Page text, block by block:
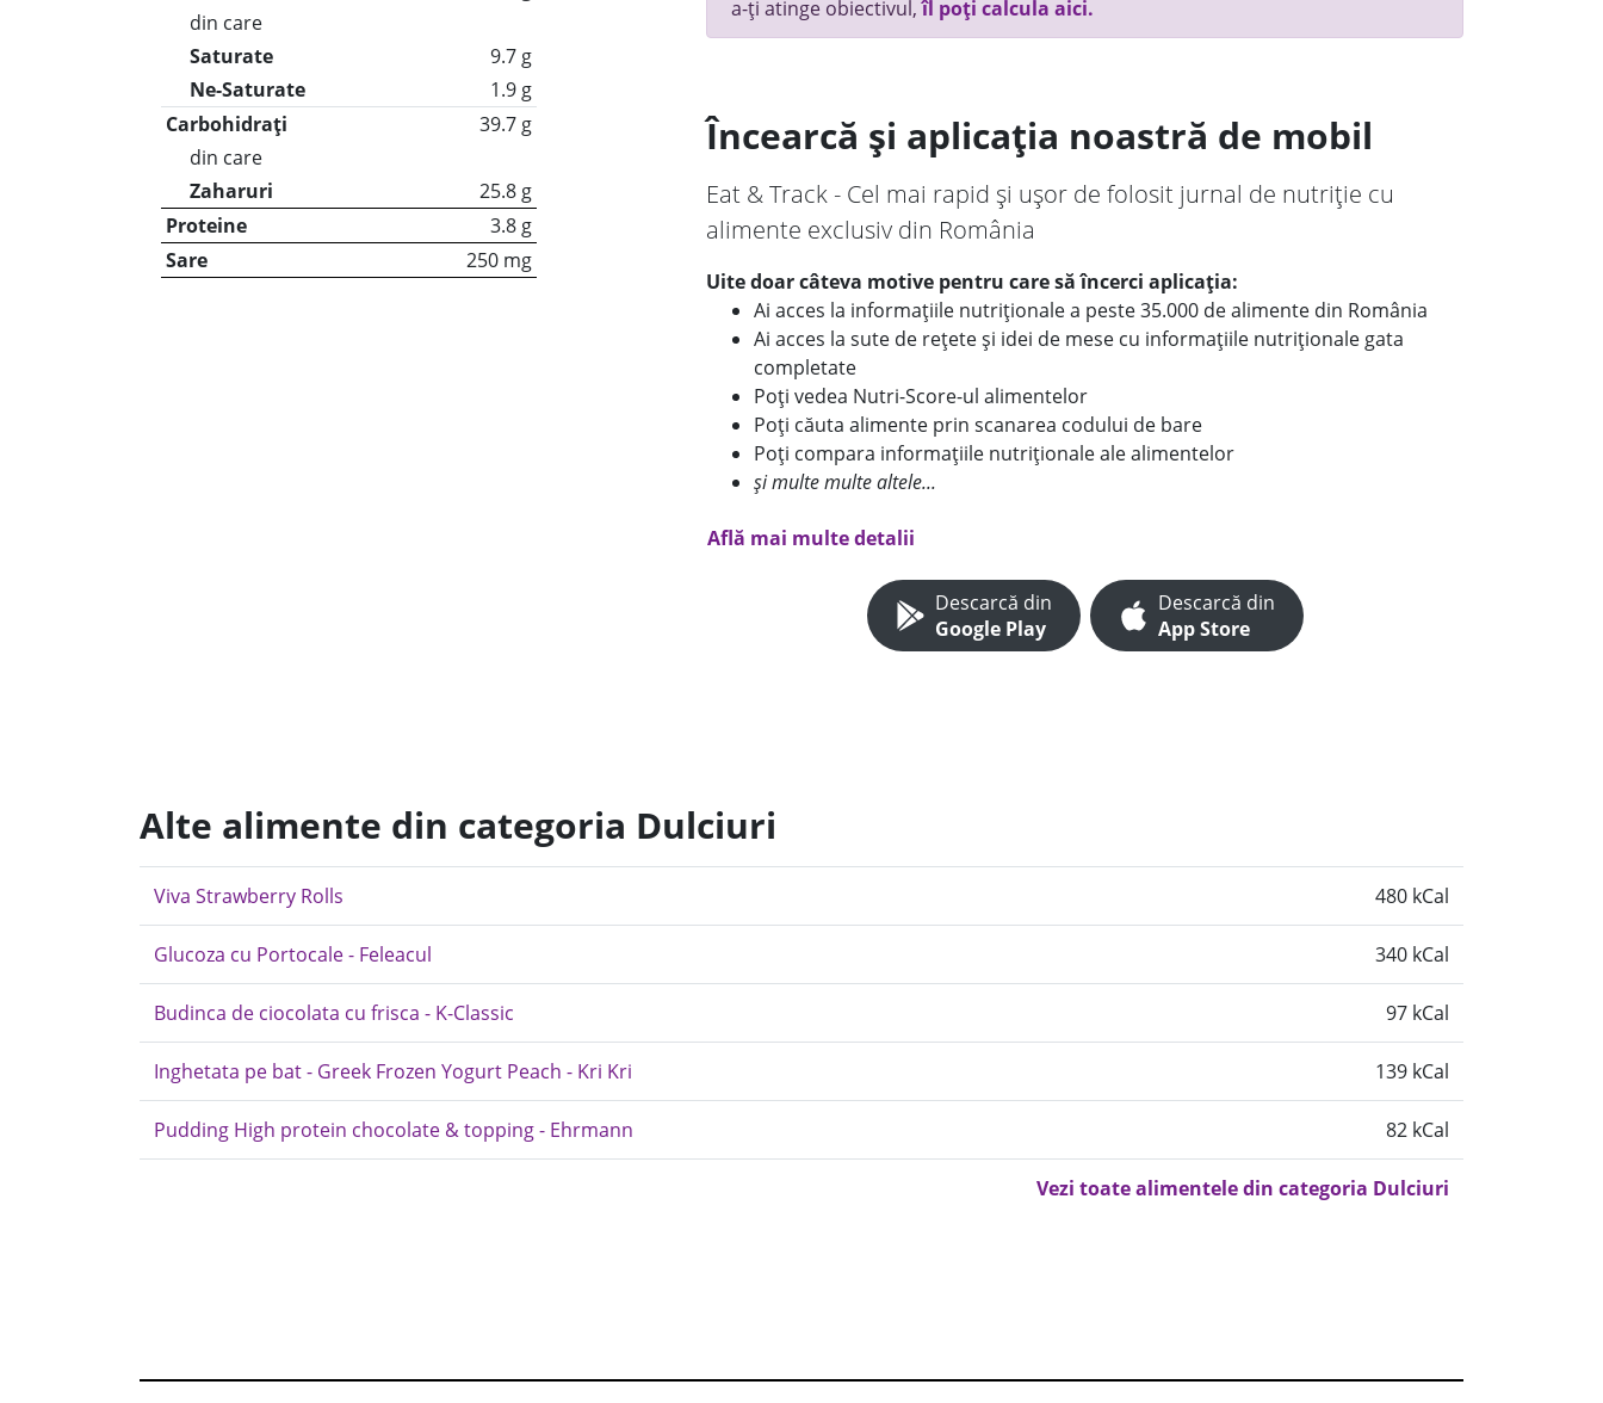
din care
Saturate
9.7 g
Ne-Saturate
1.9 g
Carbohidrați
39.7 g
din care
Zaharuri
25.8 g
Proteine
3.8 g
Sare
250 mg
a-ți atinge obiectivul,îl poți calcula aici.
Încearcă și aplicația noastră de mobil
Eat & Track - Cel mai rapid și ușor de folosit jurnal de nutriție cu
alimente exclusiv din România
Uite doar câteva motive pentru care să încerci aplicația:
Ai acces la informațiile nutriționale a peste 35.000 de alimente din România
Ai acces la sute de rețete și idei de mese cu informațiile nutriționale gata
completate
Poți vedea Nutri-Score-ul alimentelor
Poți căuta alimente prin scanarea codului de bare
Poți compara informațiile nutriționale ale alimentelor
și multe multe altele...
Află mai multe detalii
Descarcă din
Google Play
Descarcă din
App Store
Alte alimente din categoria Dulciuri
Viva Strawberry Rolls 480 kCal
Glucoza cu Portocale - Feleacul 340 kCal
Budinca de ciocolata cu frisca - K-Classic 97 kCal
Inghetata pe bat - Greek Frozen Yogurt Peach - Kri Kri 139 kCal
Pudding High protein chocolate & topping - Ehrmann 82 kCal
Vezi toate alimentele din categoria Dulciuri